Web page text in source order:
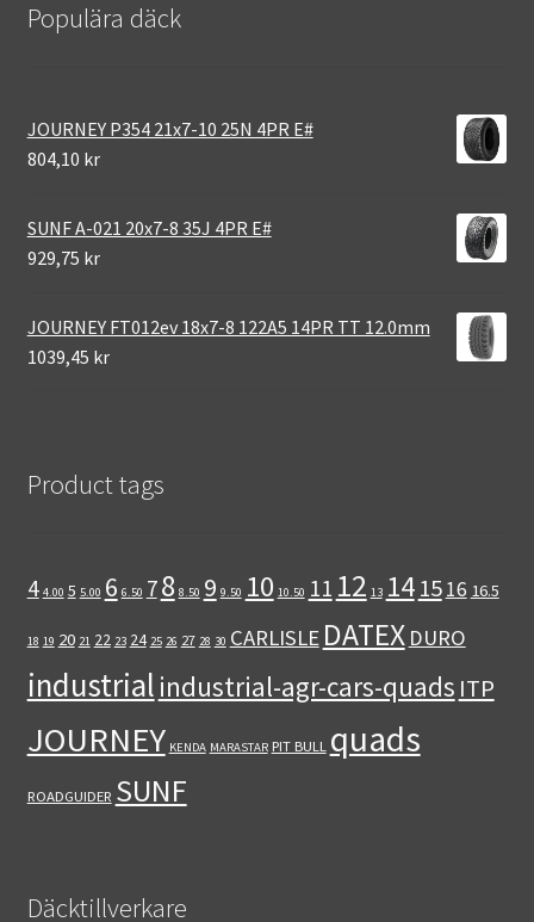
Populära däck
JOURNEY P354 21x7-10 25N 4PR E#
804,10 kr
SUNF A-021 20x7-8 35J 4PR E#
929,75 kr
JOURNEY FT012ev 18x7-8 122A5 14PR TT 12.0mm
1039,45 kr
Product tags
4 4.00 5 5.00 6 6.50 78 8.50 9 9.50 10 10.50 11 12 13 14 1516 16.5
18 19 20 21 22 23 24 25 26 27 28 30 CARLISLE DATEX DURO
industrial industrial-agr-cars-quads ITP
JOURNEY KENDA MARASTAR PIT BULL quads
ROADGUIDER SUNF
Däcktillverkare